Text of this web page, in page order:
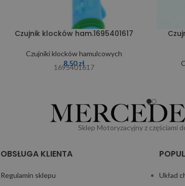
Czujnik klocków ham.1695401617
Czujniki klocków hamulcowych
8,50zł
1695401617
Sklep Motoryzacyjny z częściami
OBSŁUGA KLIENTA
Regulamin sklepu Układ